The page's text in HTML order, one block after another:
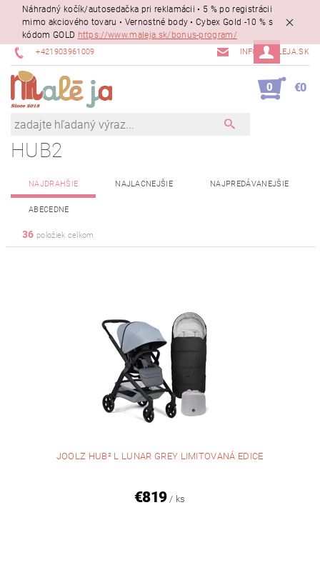
Náhradný kočík/autosedačka pri reklamácii • 5 % po registrácii
mimo akciového tovaru • Vernostné body • Cybex Gold -10 % s
kódom GOLD https://www.maleja.sk/bonus-program/
+421903961009 INFO@MALEJA.SK
0 €0
HUB2
NAJDRAHŠIE NAJLACNEJŠIE NAJPREDÁVANEJŠIE
ABECEDNE
36 položiek celkom
JOOLZ HUB² L LUNAR GREY LIMITOVANÁ EDICE
€819 / ks